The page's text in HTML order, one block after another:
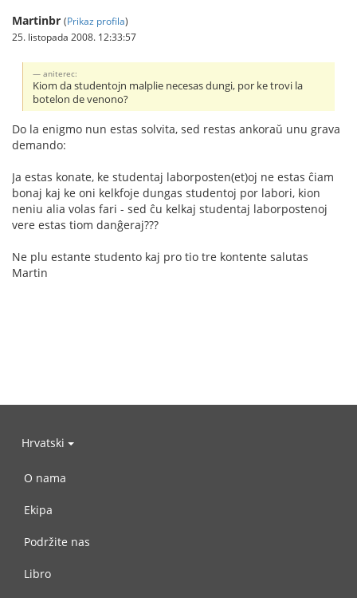
Martinbr (Prikaz profila)
25. listopada 2008. 12:33:57
aniterec:
Kiom da studentojn malplie necesas dungi, por ke trovi la
botelon de venono?
Do la enigmo nun estas solvita, sed restas ankoraŭ unu grava
demando:
Ja estas konate, ke studentaj laborposten(et)oj ne estas ĉiam
bonaj kaj ke oni kelkfoje dungas studentoj por labori, kion
neniu alia volas fari - sed ĉu kelkaj studentaj laborpostenoj
vere estas tiom danĝeraj???
Ne plu estante studento kaj pro tio tre kontente salutas
Martin
Hrvatski
O nama
Ekipa
Podržite nas
Libro